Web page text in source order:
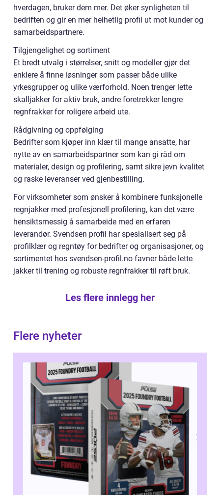
hverdagen, bruker dem mer. Det øker synligheten til
bedriften og gir en mer helhetlig profil ut mot kunder og
samarbeidspartnere.
Tilgjengelighet og sortiment
Et bredt utvalg i størrelser, snitt og modeller gjør det
enklere å finne løsninger som passer både ulike
yrkesgrupper og ulike værforhold. Noen trenger lette
skalljakker for aktiv bruk, andre foretrekker lengre
regnfrakker for roligere arbeid ute.
Rådgivning og oppfølging
Bedrifter som kjøper inn klær til mange ansatte, har
nytte av en samarbeidspartner som kan gi råd om
materialer, design og profilering, samt sikre jevn kvalitet
og raske leveranser ved gjenbestilling.
For virksomheter som ønsker å kombinere funksjonelle
regnjakker med profesjonell profilering, kan det være
hensiktsmessig å samarbeide med en erfaren
leverandør. Svendsen profil har spesialisert seg på
profilklær og regntøy for bedrifter og organisasjoner, og
sortimentet hos svendsen-profil.no favner både lette
jakker til trening og robuste regnfrakker til røft bruk.
Les flere innlegg her
Flere nyheter